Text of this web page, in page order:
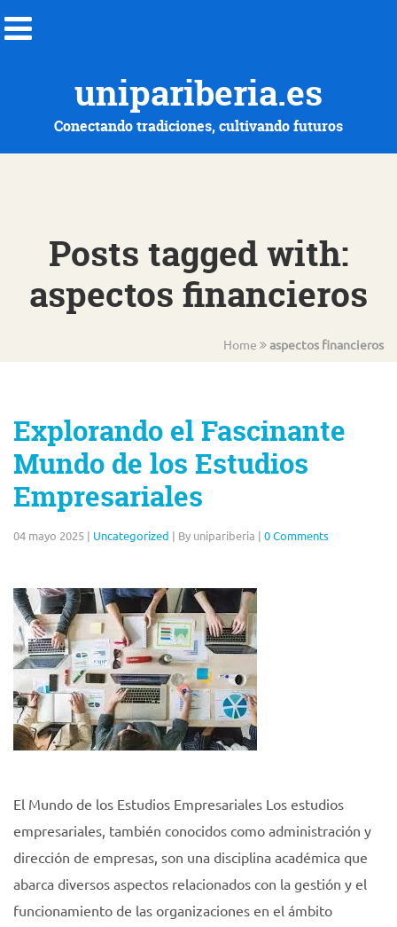
unipariberia.es
Conectando tradiciones, cultivando futuros
Posts tagged with:
aspectos financieros
Home aspectos financieros
Explorando el Fascinante
Mundo de los Estudios
Empresariales
04 mayo 2025 | Uncategorized | By unipariberia | 0 Comments
El Mundo de los Estudios Empresariales Los estudios
empresariales, también conocidos como administración y
dirección de empresas, son una disciplina académica que
abarca diversos aspectos relacionados con la gestión y el
funcionamiento de las organizaciones en el ámbito